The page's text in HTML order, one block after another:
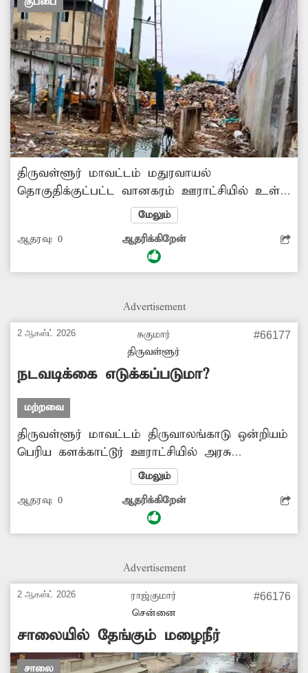
திருவள்ளூர் மாவட்டம் மதுரவாயல்
தொகுதிக்குட்பட்ட வானகரம் ஊராட்சியில் உள்ள
ஜெயராம் நகர் குடியிருப்பில் ஏராளமான மக்கள்
வசித்து வருகின்றனர். இந்த பகுதியில் குடிநீர்
தொட்டி உள்ளது. அதனை சுற்றியுள்ள பகுதியில்
வசிக்கும் மக்கள், குப்பைகளை அந்த
அந்த பகுதியில் மிகுந்த துர்நாற்றம் வீசுகிறது.
நடவடிக்கை எடுக்கவேண்டும்.
மேலும்
ஆதரவு: 0 ஆதரிக்கிறேன்
Advertisement
2 ஆகஸ்ட் 2026
சுகுமார்
திருவள்ளூர்
#66177
நடவடிக்கை எடுக்கப்படுமா?
மற்றவை
திருவள்ளூர் மாவட்டம் திருவாலங்காடு ஒன்றியம்
பெரிய களக்காட்டூர் ஊராட்சியில் அரசு
உயர்நிலைப்பள்ளி செயல்பட்டு வருகிறது. இந்த
பள்ளியில் சுமார் 100-க்கும் மேற்பட்ட மாணவ-
மாணவிகள் படித்து வருகின்றனர். இரவு
நேரங்களில் மர்ம நபர்கள் பள்ளிக்குள் புகுந்து,
மேலும் சமூக விரோத செயல்களிலும்
அதிகாரிகள் நடவடிக்கை எடுக்கவேண்டும்.
மேலும்
ஆதரவு: 0 ஆதரிக்கிறேன்
Advertisement
2 ஆகஸ்ட் 2026
ராஜ்குமார்
சென்னை
#66176
சாலையில் தேங்கும் மழைநீர்
சாலை